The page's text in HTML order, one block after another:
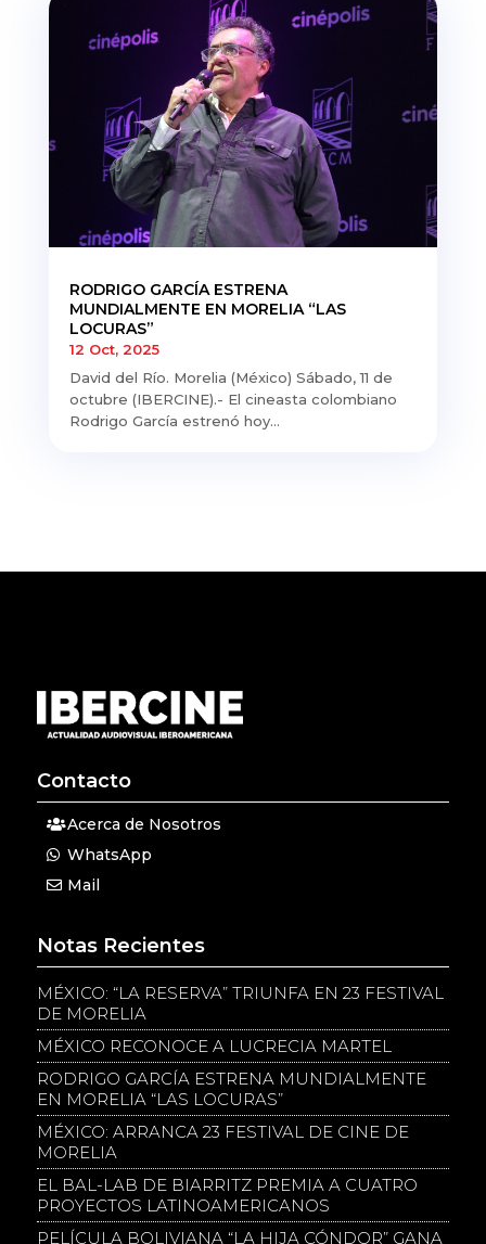
RODRIGO GARCÍA ESTRENA
MUNDIALMENTE EN MORELIA “LAS
LOCURAS”
12 Oct, 2025
David del Río. Morelia (México) Sábado, 11 de
octubre (IBERCINE).- El cineasta colombiano
Rodrigo García estrenó hoy...
Contacto
Acerca de Nosotros
WhatsApp
Mail
Notas Recientes
MÉXICO: “LA RESERVA” TRIUNFA EN 23 FESTIVAL
DE MORELIA
MÉXICO RECONOCE A LUCRECIA MARTEL
RODRIGO GARCÍA ESTRENA MUNDIALMENTE
EN MORELIA “LAS LOCURAS”
MÉXICO: ARRANCA 23 FESTIVAL DE CINE DE
MORELIA
EL BAL-LAB DE BIARRITZ PREMIA A CUATRO
PROYECTOS LATINOAMERICANOS
PELÍCULA BOLIVIANA “LA HIJA CÓNDOR” GANA